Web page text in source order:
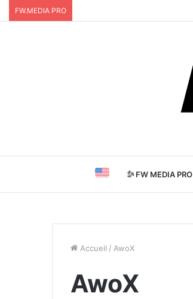
FW.MEDIA PRO
FW MEDIA PRO
Accueil / AwoX
AwoX